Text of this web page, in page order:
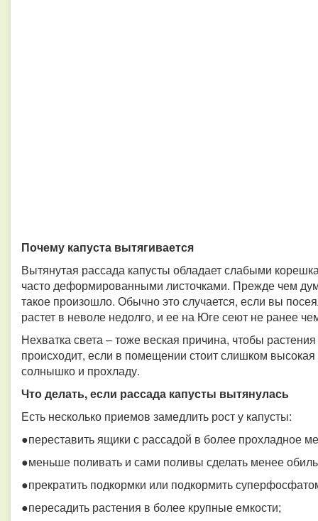
Почему капуста вытягивается
Вытянутая рассада капусты обладает слабыми
часто деформированными листочками. Прежде чем
такое произошло. Обычно это случается, если вы
растет в неволе недолго, и ее на Юге сеют не ранее
Нехватка света – тоже веская причина, чтобы
происходит, если в помещении стоит слишком высокая
солнышко и прохладу.
Что делать, если рассада капусты вытянулась
Есть несколько приемов замедлить рост у капусты:
●переставить ящики с рассадой в более прохладное
●меньше поливать и сами поливы сделать менее
●прекратить подкормки или подкормить
●пересадить растения в более крупные емкости;